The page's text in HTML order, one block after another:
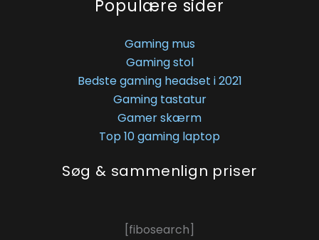
Populære sider
Gaming mus
Gaming stol
Bedste gaming headset i 2021
Gaming tastatur
Gamer skærm
Top 10 gaming laptop
Søg & sammenlign priser
[fibosearch]